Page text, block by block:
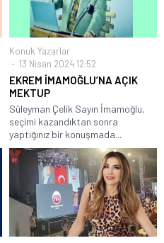
Konuk Yazarlar
13 Nisan 2024 12:52
EKREM İMAMOĞLU’NA AÇIK
MEKTUP
Süleyman Çelik Sayın İmamoğlu,
seçimi kazandıktan sonra
yaptığınız bir konuşmada...